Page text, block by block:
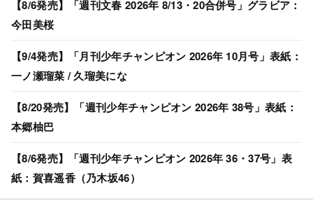
【8/6発売】「週刊文春 2026年 8/13・20合併号」グラビア：
今田美桜
【9/4発売】「月刊少年チャンピオン 2026年 10月号」表紙：
一ノ瀬瑠菜 / 久瑠美にな
【8/20発売】「週刊少年チャンピオン 2026年 38号」表紙：
本郷柚巴
【8/6発売】「週刊少年チャンピオン 2026年 36・37号」表
紙：賀喜遥香（乃木坂46）